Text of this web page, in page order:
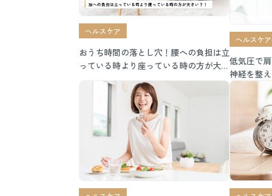
ヘルスケア
おうち時間の落とし穴！腰への負担は立
っている時より座っている時の方が大き
い？！負担をかけない正しい座り方と改
ヘルスケア
低気圧で
神経を整